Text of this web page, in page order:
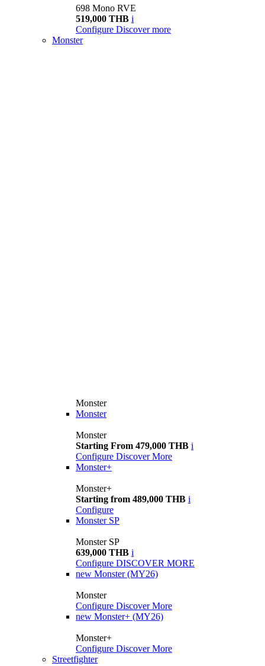
698 Mono RVE
519,000 THB i
Configure Discover more
Monster
Monster
Monster
Monster
Starting From 479,000 THB i
Configure Discover More
Monster+
Monster+
Starting from 489,000 THB i
Configure
Monster SP
Monster SP
639,000 THB i
Configure DISCOVER MORE
new Monster (MY26)
Monster
Configure Discover More
new Monster+ (MY26)
Monster+
Configure Discover More
Streetfighter